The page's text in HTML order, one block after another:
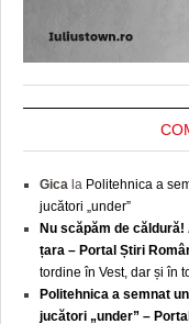
Gica la Politehnica a
jucători „under”
Nu scăpăm de
țara – Portal Știri
tordine în Vest, dar și în
Politehnica a semnat
jucători „under” –